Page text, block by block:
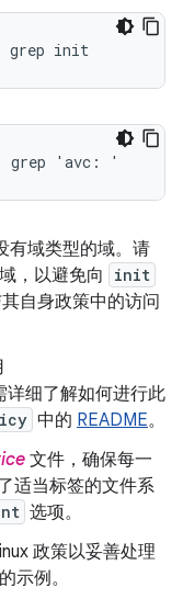
有域类型的域。请
，以避免向
init
自身政策中的访问
详细了解如何进行此
中的 README。
文件，确保每一
适当标签的文件系
选项。
政策以妥善处理
示例。